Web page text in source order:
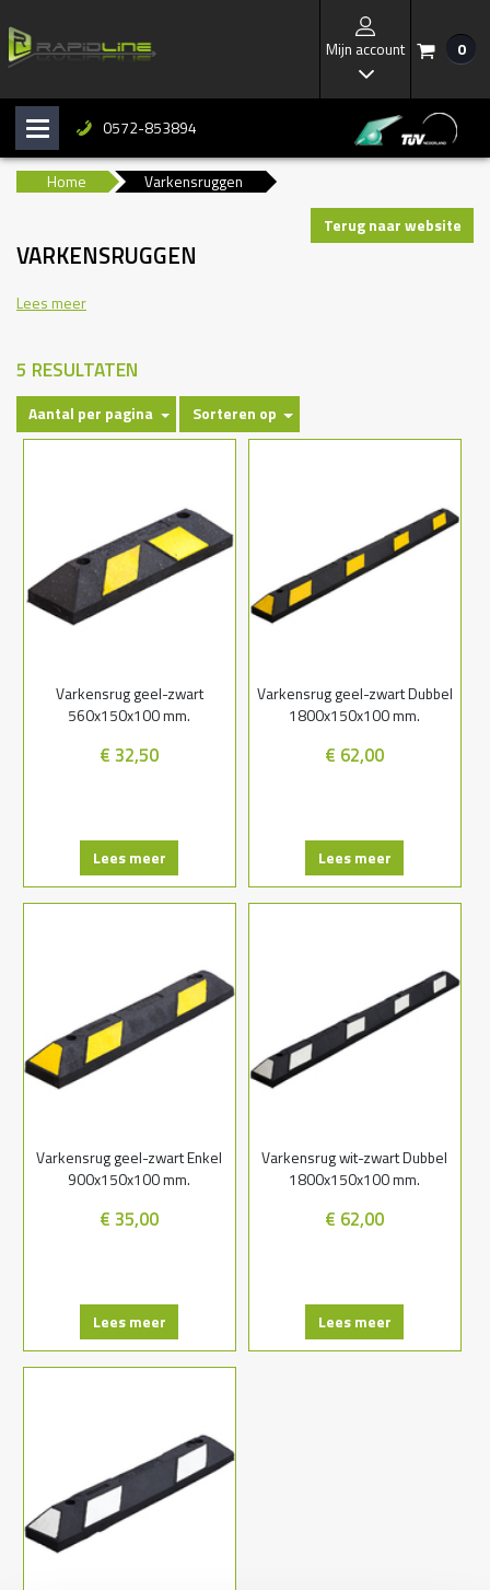
Mijn account
I
/ 0
H b 0572-853894
Home Varkensruggen
Terug naar website
VARKENSRUGGEN
Lees meer
5 RESULTATEN
Aantal per pagina Sorteren op
Varkensrug geel-zwart
560x150x100 mm.
€ 32,50
Lees meer
Varkensrug geel-zwart Dubbel
1800x150x100 mm.
€ 62,00
Lees meer
Varkensrug geel-zwart Enkel
900x150x100 mm.
€ 35,00
Lees meer
Varkensrug wit-zwart Dubbel
1800x150x100 mm.
€ 62,00
Lees meer